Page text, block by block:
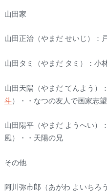
山田家
山田正治（やまだ せいじ）：
山田タミ（やまだ タミ）：小
山田天陽（やまだ てんよう）
斗）・・なつの友人で画家志望
山田陽平（やまだ ようへい）
風）・・天陽の兄
その他
阿川弥市郎（あがわ よいちろ